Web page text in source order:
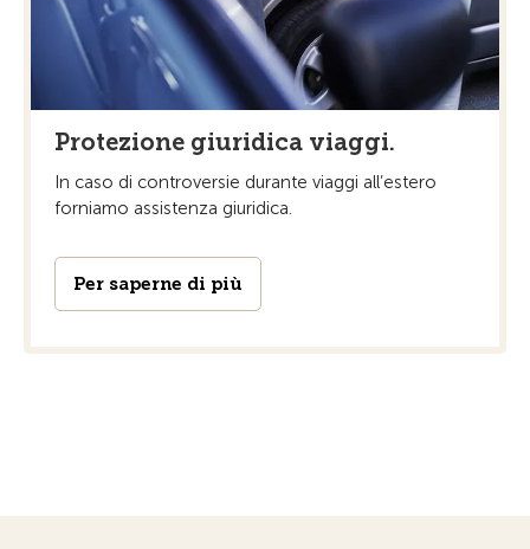
Protezione giuridica viaggi.
In caso di controversie durante viaggi all’estero
forniamo assistenza giuridica.
Per saperne di più